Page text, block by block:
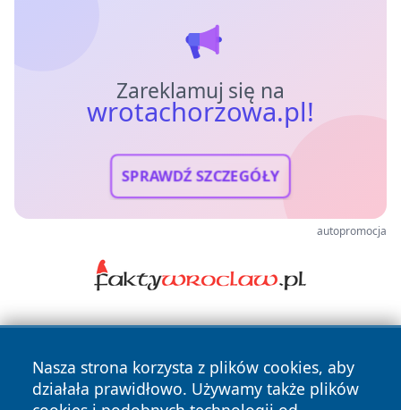
Zareklamuj się na
wrotachorzowa.pl!
SPRAWDŹ SZCZEGÓŁY
autopromocja
Nasza strona korzysta z plików cookies, aby
działała prawidłowo. Używamy także plików